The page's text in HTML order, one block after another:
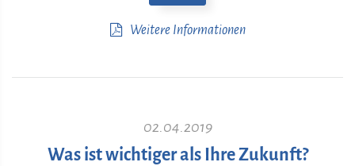
Weitere Informationen
02.04.2019
Was ist wichtiger als Ihre Zukunft?